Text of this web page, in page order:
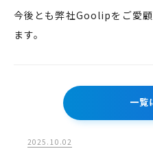
今後とも弊社Goolipをご愛
ます。
2025.10.02
一覧